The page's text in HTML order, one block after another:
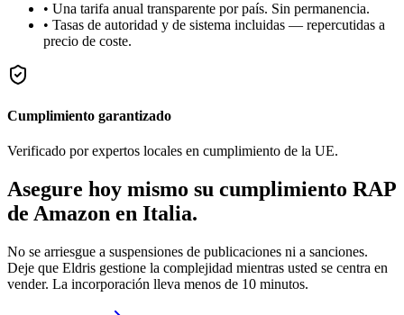
• Una tarifa anual transparente por país. Sin permanencia.
• Tasas de autoridad y de sistema incluidas — repercutidas a
precio de coste.
Cumplimiento garantizado
Verificado por expertos locales en cumplimiento de la UE.
Asegure hoy mismo su cumplimiento RAP
de Amazon en Italia.
No se arriesgue a suspensiones de publicaciones ni a sanciones.
Deje que Eldris gestione la complejidad mientras usted se centra en
vender. La incorporación lleva menos de 10 minutos.